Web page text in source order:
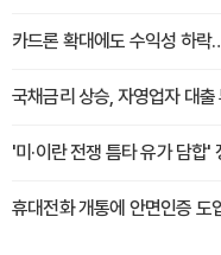
카드론 확대에도 수익성 하
국채금리 상승, 자영업자 대출
'미·이란 전쟁 틈타 유가 담
휴대전화 개통에 안면인증 도